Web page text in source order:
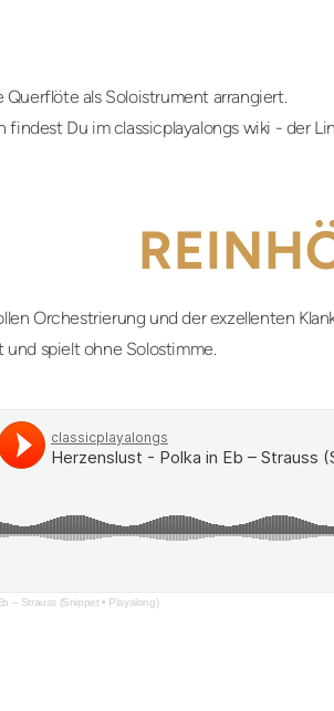
Querflöte als Soloistrument arrangiert.
Du im classicplayalongs wiki - der
Orchestrierung und der exzellenten
spielt ohne Solostimme.
– Strauss (Snippet • Playalong)